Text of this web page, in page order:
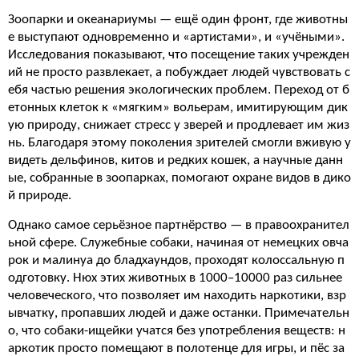
Зоопарки и океанариумы — ещё один фронт, где животны
е выступают одновременно и «артистами», и «учёными».
Исследования показывают, что посещение таких учрежден
ий не просто развлекает, а побуждает людей чувствовать с
ебя частью решения экологических проблем. Переход от б
етонных клеток к «мягким» вольерам, имитирующим дик
ую природу, снижает стресс у зверей и продлевает им жиз
нь. Благодаря этому поколения зрителей смогли вживую у
видеть дельфинов, китов и редких кошек, а научные данн
ые, собранные в зоопарках, помогают охране видов в дико
й природе.
Однако самое серьёзное партнёрство — в правоохранител
ьной сфере. Служебные собаки, начиная от немецких овча
рок и малинуа до бладхаундов, проходят колоссальную п
одготовку. Нюх этих животных в 1000–10000 раз сильнее
человеческого, что позволяет им находить наркотики, взр
ывчатку, пропавших людей и даже останки. Примечательн
о, что собаки-ищейки учатся без употребления веществ: н
аркотик просто помещают в полотенце для игры, и пёс за